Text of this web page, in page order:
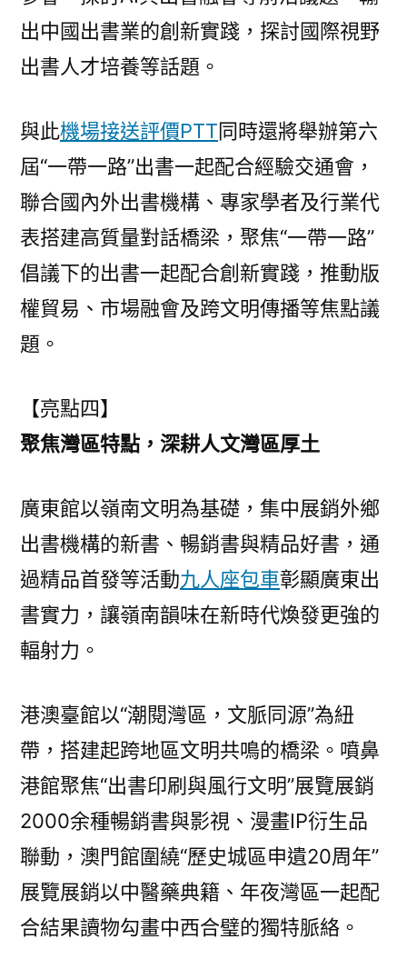
出中國出書業的創新實踐，探討國際視野
出書人才培養等話題。
與此機場接送評價PTT同時還將舉辦第六
屆“一帶一路”出書一起配合經驗交通會，
聯合國內外出書機構、專家學者及行業代
表搭建高質量對話橋梁，聚焦“一帶一路”
倡議下的出書一起配合創新實踐，推動版
權貿易、市場融會及跨文明傳播等焦點議
題。
【亮點四】
聚焦灣區特點，深耕人文灣區厚土
廣東館以嶺南文明為基礎，集中展銷外鄉
出書機構的新書、暢銷書與精品好書，通
過精品首發等活動九人座包車彰顯廣東出
書實力，讓嶺南韻味在新時代煥發更強的
輻射力。
港澳臺館以“潮閱灣區，文脈同源”為紐
帶，搭建起跨地區文明共鳴的橋梁。噴鼻
港館聚焦“出書印刷與風行文明”展覽展銷
2000余種暢銷書與影視、漫畫IP衍生品
聯動，澳門館圍繞“歷史城區申遺20周年”
展覽展銷以中醫藥典籍、年夜灣區一起配
合結果讀物勾畫中西合璧的獨特脈絡。